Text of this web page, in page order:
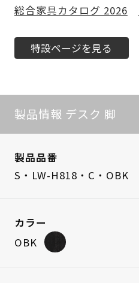
総合家具カタログ 2026
特設ページを見る
製品情報 デスク 脚
製品品番
S・LW-H818・C・OBK
カラー
OBK